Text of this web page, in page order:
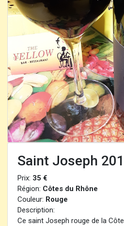
Saint Joseph
Prix: 35 €
Région: Côtes du Rhône
Couleur: Rouge
Description:
Ce saint Joseph rouge de la